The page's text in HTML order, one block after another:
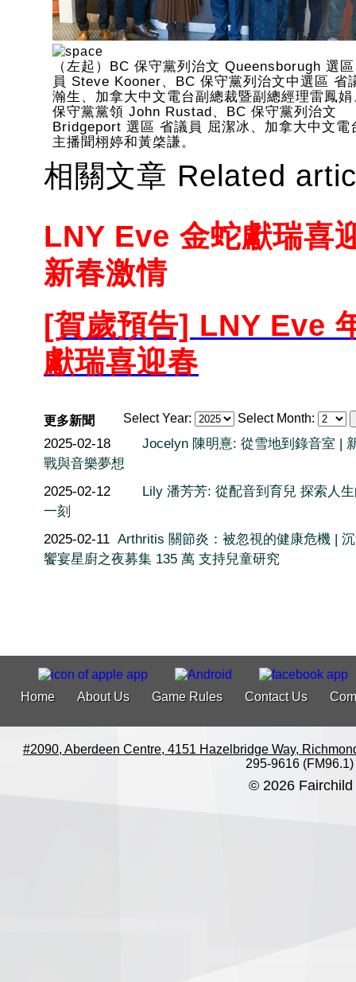
（左起）BC 保守黨列治文 Queensborugh 選
員 Steve Kooner、BC 保守黨列治文中選區 省
瀚生、加拿大中文電台副總裁暨副總經理雷鳳娟
保守黨黨領 John Rustad、BC 保守黨列治文
Bridgeport 選區 省議員 屈潔冰、加拿大中文電
主播聞栩婷和黃棨謙。
相關文章 Related
LNY Eve 金蛇獻瑞喜
新春激情
[賀歲預告] LNY Eve
獻瑞喜迎春
Select Year: Select Month:
更多新聞
2025-02-18
Jocelyn 陳明憙: 從雪地到錄音室 |
戰與音樂夢想
2025-02-12
Lily 潘芳芳: 從配音到育兒 探索人
一刻
2025-02-11 Arthritis 關節炎：被忽視的健康危機 |
饗宴星廚之夜募集 135 萬 支持兒童研究
Home About Us Game Rules Contact Us
#2090, Aberdeen Centre, 4151 Hazelbridge Way,
295-9616 (FM96.1)
© 2026 Fairchild